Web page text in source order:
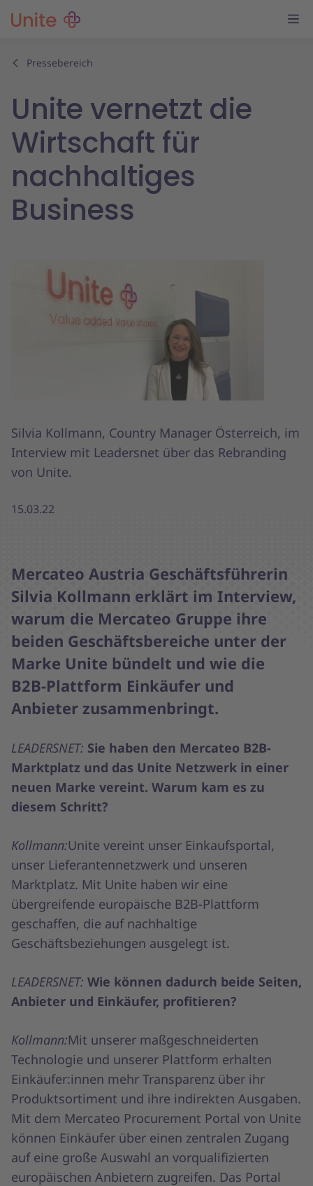
Pressebereich
Unite vernetzt die
Wirtschaft für
nachhaltiges
Business
Silvia Kollmann, Country Manager Österreich, im
Interview mit Leadersnet über das Rebranding
von Unite.
15.03.22
Mercateo Austria Geschäftsführerin
Silvia Kollmann erklärt im Interview,
warum die Mercateo Gruppe ihre
beiden Geschäftsbereiche unter der
Marke Unite bündelt und wie die
B2B-Plattform Einkäufer und
Anbieter zusammenbringt.
LEADERSNET: Sie haben den Mercateo B2B-
Marktplatz und das Unite Netzwerk in einer
neuen Marke vereint. Warum kam es zu
diesem Schritt?
Kollmann:Unite vereint unser Einkaufsportal,
unser Lieferantennetzwerk und unseren
Marktplatz. Mit Unite haben wir eine
übergreifende europäische B2B-Plattform
geschaffen, die auf nachhaltige
Geschäftsbeziehungen ausgelegt ist.
LEADERSNET: Wie können dadurch beide Seiten,
Anbieter und Einkäufer, profitieren?
Kollmann:Mit unserer maßgeschneiderten
Technologie und unserer Plattform erhalten
Einkäufer:innen mehr Transparenz über ihr
Produktsortiment und ihre indirekten Ausgaben.
Mit dem Mercateo Procurement Portal von Unite
können Einkäufer über einen zentralen Zugang
auf eine große Auswahl an vorqualifizierten
europäischen Anbietern zugreifen. Das Portal